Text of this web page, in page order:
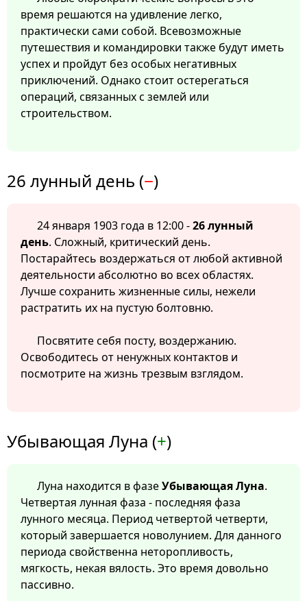
время решаются на удивление легко,
практически сами собой. Всевозможные
путешествия и командировки также будут иметь
успех и пройдут без особых негативных
приключений. Однако стоит остерегаться
операций, связанных с землей или
строительством.
26 лунный день (−)
24 января 1903 года в 12:00 -26 лунный
день. Сложный, критический день.
Постарайтесь воздержаться от любой активной
деятельности абсолютно во всех областях.
Лучше сохранить жизненные силы, нежели
растратить их на пустую болтовню.
Посвятите себя посту, воздержанию.
Освободитесь от ненужных контактов и
посмотрите на жизнь трезвым взглядом.
Убывающая Луна (+)
Луна находится в фазеУбывающая Луна.
Четвертая лунная фаза - последняя фаза
лунного месяца. Период четвертой четверти,
который завершается новолунием. Для данного
периода свойственна неторопливость,
мягкость, некая вялость. Это время довольно
пассивно.